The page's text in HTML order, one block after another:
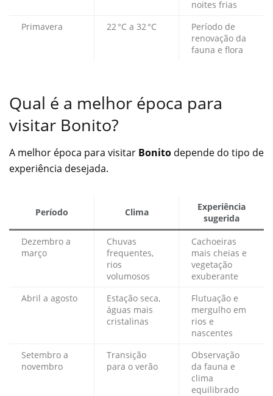
noites frias
Primavera
22 °C a 32 °C
Período de
renovação da
fauna e flora
Qual é a melhor época para
visitar Bonito?
A melhor época para visitar Bonito depende do tipo de
experiência desejada.
Período Clima
Experiência
sugerida
Dezembro a
março
Chuvas
frequentes,
rios
volumosos
Cachoeiras
mais cheias e
vegetação
exuberante
Abril a agosto
Estação seca,
águas mais
cristalinas
Flutuação e
mergulho em
rios e
nascentes
Setembro a
novembro
Transição
para o verão
Observação
da fauna e
clima
equilibrado